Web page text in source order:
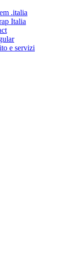
.italia
Italia
e servizi